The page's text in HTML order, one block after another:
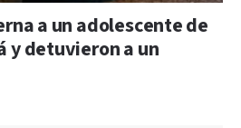
a un adolescente de
y detuvieron a un